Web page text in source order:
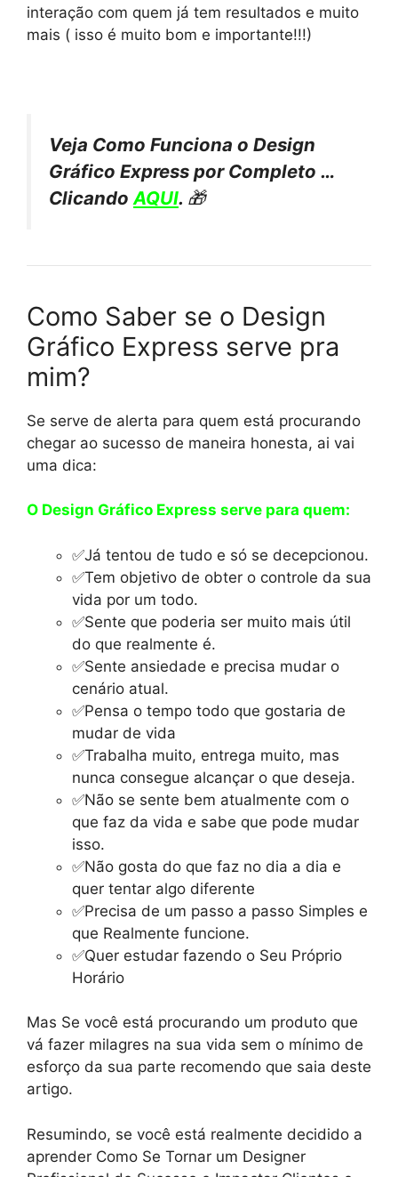
interação com quem já tem resultados e muito
mais ( isso é muito bom e importante!!!)
Veja Como Funciona o Design
Gráfico Express por Completo …
Clicando AQUI. 🎁
Como Saber se o Design
Gráfico Express serve pra
mim?
Se serve de alerta para quem está procurando
chegar ao sucesso de maneira honesta, ai vai
uma dica:
O Design Gráfico Express serve para quem:
✅Já tentou de tudo e só se decepcionou.
✅Tem objetivo de obter o controle da sua
vida por um todo.
✅Sente que poderia ser muito mais útil
do que realmente é.
✅Sente ansiedade e precisa mudar o
cenário atual.
✅Pensa o tempo todo que gostaria de
mudar de vida
✅Trabalha muito, entrega muito, mas
nunca consegue alcançar o que deseja.
✅Não se sente bem atualmente com o
que faz da vida e sabe que pode mudar
isso.
✅Não gosta do que faz no dia a dia e
quer tentar algo diferente
✅Precisa de um passo a passo Simples e
que Realmente funcione.
✅Quer estudar fazendo o Seu Próprio
Horário
Mas Se você está procurando um produto que
vá fazer milagres na sua vida sem o mínimo de
esforço da sua parte recomendo que saia deste
artigo.
Resumindo, se você está realmente decidido a
aprender Como Se Tornar um Designer